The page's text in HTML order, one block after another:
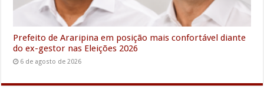
Prefeito de Araripina em posição mais confortável diante
do ex-gestor nas Eleições 2026
6 de agosto de 2026